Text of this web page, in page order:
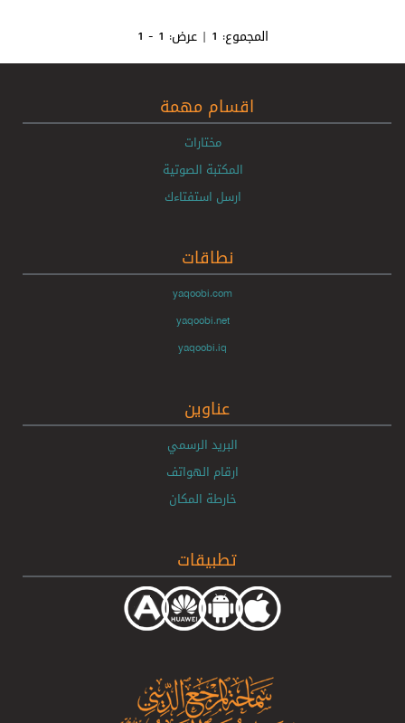
المجموع: 1 | عرض: 1 - 1
اقسام مهمة
مختارات
المكتبة الصوتية
ارسل استفتاءك
نطاقات
yaqoobi.com
yaqoobi.net
yaqoobi.iq
عناوين
البريد الرسمي
ارقام الهواتف
خارطة المكان
تطبيقات